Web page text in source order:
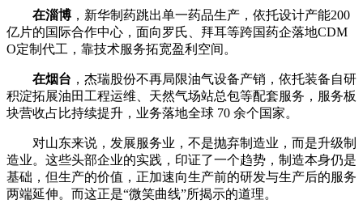
在淄博 ，新华制药跳出单一药品生产，依托设计产能200
亿片的国际合作中心，面向罗氏、拜耳等跨国药企落地CDM
O定制代工，靠技术服务拓宽盈利空间。
在烟台 ，杰瑞股份不再局限油气设备产销，依托装备自研
积淀拓展油田工程运维、天然气场站总包等配套服务，服务板
块营收占比持续提升，业务落地全球 70 余个国家。
对山东来说，发展服务业，不是抛弃制造业，而是升级制
造业。这些头部企业的实践，印证了一个趋势，制造本身仍是
基础，但生产的价值，正加速向生产前的研发与生产后的服务
两端延伸。而这正是“微笑曲线”所揭示的道理。